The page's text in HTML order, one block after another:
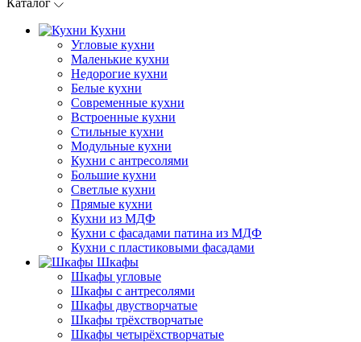
Каталог
Кухни
Угловые кухни
Маленькие кухни
Недорогие кухни
Белые кухни
Современные кухни
Встроенные кухни
Стильные кухни
Модульные кухни
Кухни с антресолями
Большие кухни
Светлые кухни
Прямые кухни
Кухни из МДФ
Кухни с фасадами патина из МДФ
Кухни с пластиковыми фасадами
Шкафы
Шкафы угловые
Шкафы с антресолями
Шкафы двустворчатые
Шкафы трёхстворчатые
Шкафы четырёхстворчатые